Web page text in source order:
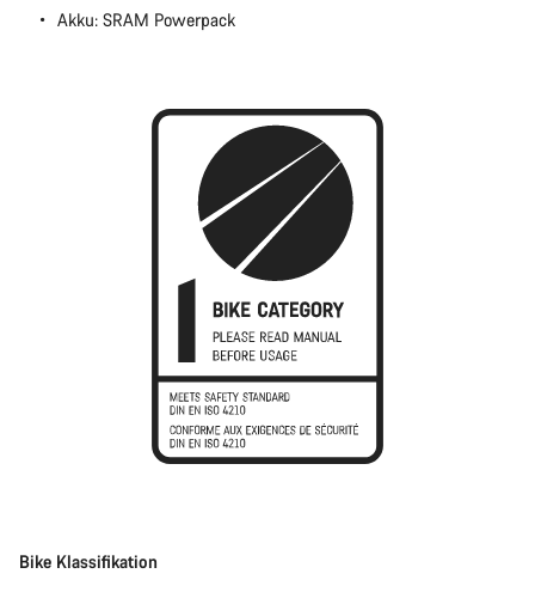
Akku: SRAM Powerpack
Bike Klassifikation